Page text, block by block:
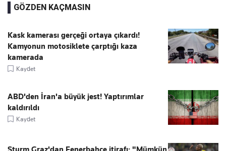
GÖZDEN KAÇMASIN
Kask kamerası gerçeği ortaya çıkardı!
Kamyonun motosiklete çarptığı kaza
kamerada
Kaydet
ABD'den İran'a büyük jest! Yaptırımlar
kaldırıldı
Kaydet